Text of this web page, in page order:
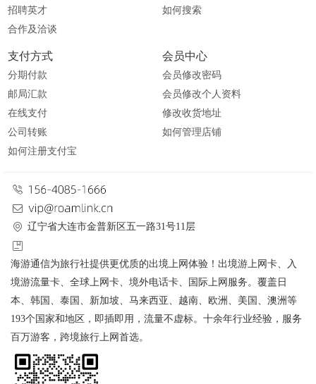
招聘英才
合作及洽谈
如何搜索
支付方式
分期付款
邮局汇款
在线支付
公司转账
如何注册支付宝
会员中心
会员修改密码
会员修改个人资料
修改收货地址
如何管理店铺
辽宁省大连市金普新区五一路31号11层
海游通信为旅行社提供更优质的出境上网体验！出境游上网卡、入
境游流量卡、全球上网卡、境外电话卡、国际上网服务。覆盖日
本、韩国、泰国、新加坡、马来西亚、越南、欧洲、美国、澳洲等
193个国家和地区，即插即用，流量不虚标。十余年行业经验，服务
百万游客，跨境旅行上网首选。